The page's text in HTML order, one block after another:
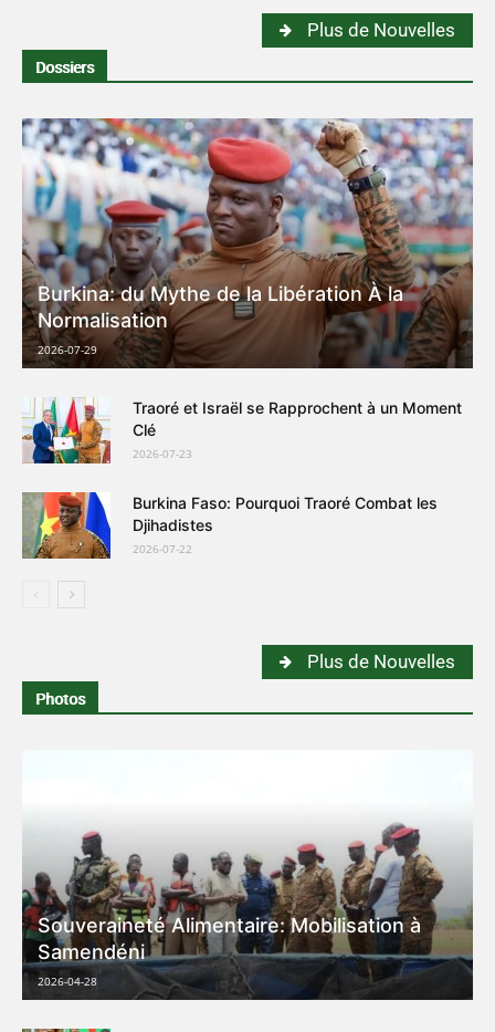
Plus de Nouvelles
Dossiers
Burkina: du Mythe de la Libération À la
Normalisation
2026-07-29
Traoré et Israël se Rapprochent à un Moment
Clé
2026-07-23
Burkina Faso: Pourquoi Traoré Combat les
Djihadistes
2026-07-22
Plus de Nouvelles
Photos
Souveraineté Alimentaire: Mobilisation à
Samendéni
2026-04-28